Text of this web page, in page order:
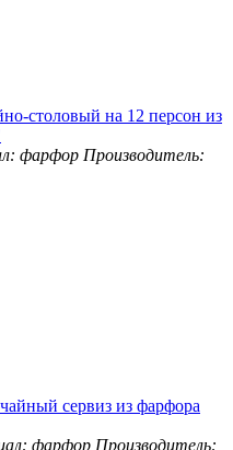
столовый на 12 персон из
фарфор Производитель:
сервиз из фарфора
фарфор Производитель: